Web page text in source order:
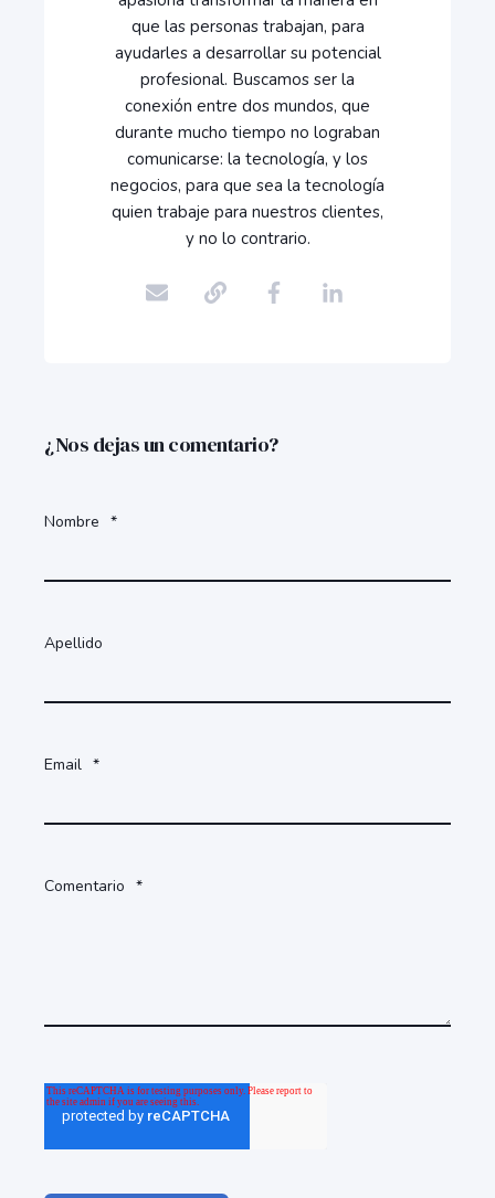
que las personas trabajan, para
ayudarles a desarrollar su potencial
profesional. Buscamos ser la
conexión entre dos mundos, que
durante mucho tiempo no lograban
comunicarse: la tecnología, y los
negocios, para que sea la tecnología
quien trabaje para nuestros clientes,
y no lo contrario.
¿Nos dejas un comentario?
Nombre *
Apellido
Email *
Comentario *